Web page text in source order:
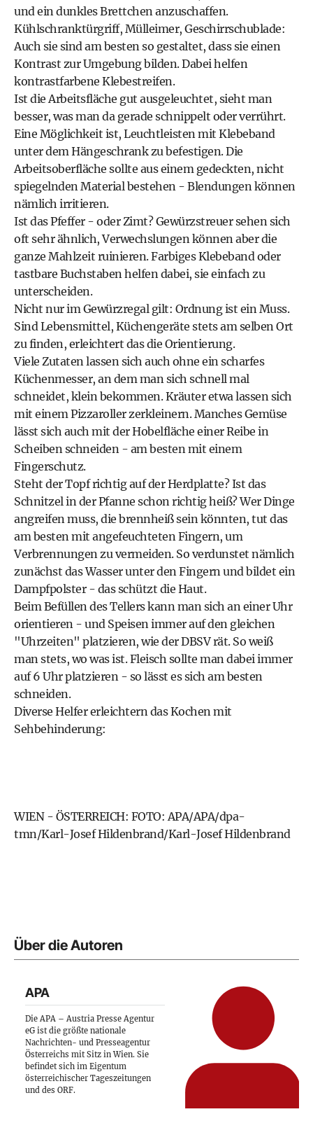
und ein dunkles Brettchen anzuschaffen.
Kühlschranktürgriff, Mülleimer, Geschirrschublade:
Auch sie sind am besten so gestaltet, dass sie einen
Kontrast zur Umgebung bilden. Dabei helfen
kontrastfarbene Klebestreifen.
Ist die Arbeitsfläche gut ausgeleuchtet, sieht man
besser, was man da gerade schnippelt oder verrührt.
Eine Möglichkeit ist, Leuchtleisten mit Klebeband
unter dem Hängeschrank zu befestigen. Die
Arbeitsoberfläche sollte aus einem gedeckten, nicht
spiegelnden Material bestehen - Blendungen können
nämlich irritieren.
Ist das Pfeffer - oder Zimt? Gewürzstreuer sehen sich
oft sehr ähnlich, Verwechslungen können aber die
ganze Mahlzeit ruinieren. Farbiges Klebeband oder
tastbare Buchstaben helfen dabei, sie einfach zu
unterscheiden.
Nicht nur im Gewürzregal gilt: Ordnung ist ein Muss.
Sind Lebensmittel, Küchengeräte stets am selben Ort
zu finden, erleichtert das die Orientierung.
Viele Zutaten lassen sich auch ohne ein scharfes
Küchenmesser, an dem man sich schnell mal
schneidet, klein bekommen. Kräuter etwa lassen sich
mit einem Pizzaroller zerkleinern. Manches Gemüse
lässt sich auch mit der Hobelfläche einer Reibe in
Scheiben schneiden - am besten mit einem
Fingerschutz.
Steht der Topf richtig auf der Herdplatte? Ist das
Schnitzel in der Pfanne schon richtig heiß? Wer Dinge
angreifen muss, die brennheiß sein könnten, tut das
am besten mit angefeuchteten Fingern, um
Verbrennungen zu vermeiden. So verdunstet nämlich
zunächst das Wasser unter den Fingern und bildet ein
Dampfpolster - das schützt die Haut.
Beim Befüllen des Tellers kann man sich an einer Uhr
orientieren - und Speisen immer auf den gleichen
"Uhrzeiten" platzieren, wie der DBSV rät. So weiß
man stets, wo was ist. Fleisch sollte man dabei immer
auf 6 Uhr platzieren - so lässt es sich am besten
schneiden.
Diverse Helfer erleichtern das Kochen mit
Sehbehinderung:
WIEN - ÖSTERREICH: FOTO: APA/APA/dpa-
tmn/Karl-Josef Hildenbrand/Karl-Josef Hildenbrand
Über die Autoren
APA
Die APA – Austria Presse Agentur
eG ist die größte nationale
Nachrichten- und Presseagentur
Österreichs mit Sitz in Wien. Sie
befindet sich im Eigentum
österreichischer Tageszeitungen
und des ORF.